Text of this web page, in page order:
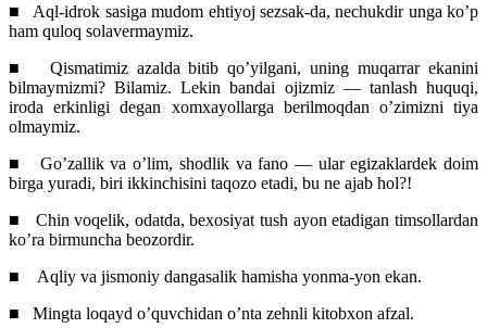
■Aql-idrok sasiga mudom ehtiyoj sezsak-da, nechukdir unga ko’p
ham quloq solavermaymiz.
■ Qismatimiz azalda bitib qo’yilgani, uning muqarrar ekanini
bilmaymizmi? Bilamiz. Lekin bandai ojizmiz — tanlash huquqi,
iroda erkinligi degan xomxayollarga berilmoqdan o’zimizni tiya
olmaymiz.
■ Go’zallik va o’lim, shodlik va fano — ular egizaklardek doim
birga yuradi, biri ikkinchisini taqozo etadi, bu ne ajab hol?!
■ Chin voqelik, odatda, bexosiyat tush ayon etadigan timsollardan
ko’ra birmuncha beozordir.
■
Aqliy va jismoniy dangasalik hamisha yonma-yon ekan.
■ Mingta loqayd o’quvchidan o’nta zehnli kitobxon afzal.